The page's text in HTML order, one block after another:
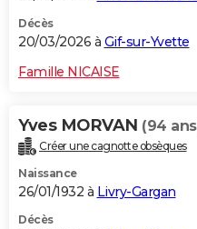
Décès
20/03/2026 à Gif-sur-Yvette
Famille NICAISE
Yves MORVAN (94
Créer une cagnotte obsèques
Naissance
26/01/1932 à Livry-Gargan
Décès